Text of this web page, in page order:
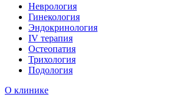
Неврология
Гинекология
Эндокринология
IV терапия
Остеопатия
Трихология
Подология
О клинике